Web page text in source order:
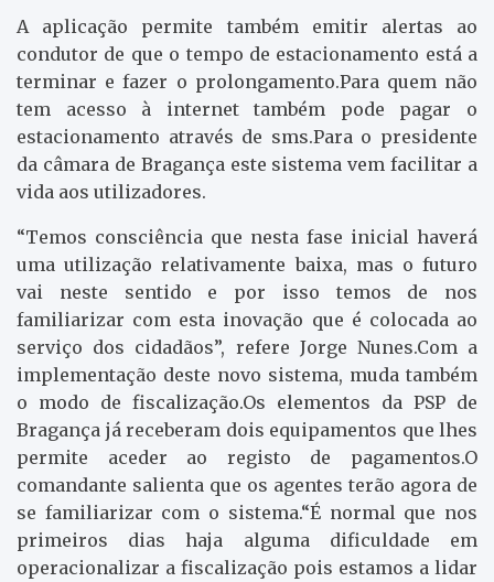
A aplicação permite também emitir alertas ao
condutor de que o tempo de estacionamento está a
terminar e fazer o prolongamento.Para quem não
tem acesso à internet também pode pagar o
estacionamento através de sms.Para o presidente
da câmara de Bragança este sistema vem facilitar a
vida aos utilizadores.
“Temos consciência que nesta fase inicial haverá
uma utilização relativamente baixa, mas o futuro
vai neste sentido e por isso temos de nos
familiarizar com esta inovação que é colocada ao
serviço dos cidadãos”, refere Jorge Nunes.Com a
implementação deste novo sistema, muda também
o modo de fiscalização.Os elementos da PSP de
Bragança já receberam dois equipamentos que lhes
permite aceder ao registo de pagamentos.O
comandante salienta que os agentes terão agora de
se familiarizar com o sistema.“É normal que nos
primeiros dias haja alguma dificuldade em
operacionalizar a fiscalização pois estamos a lidar